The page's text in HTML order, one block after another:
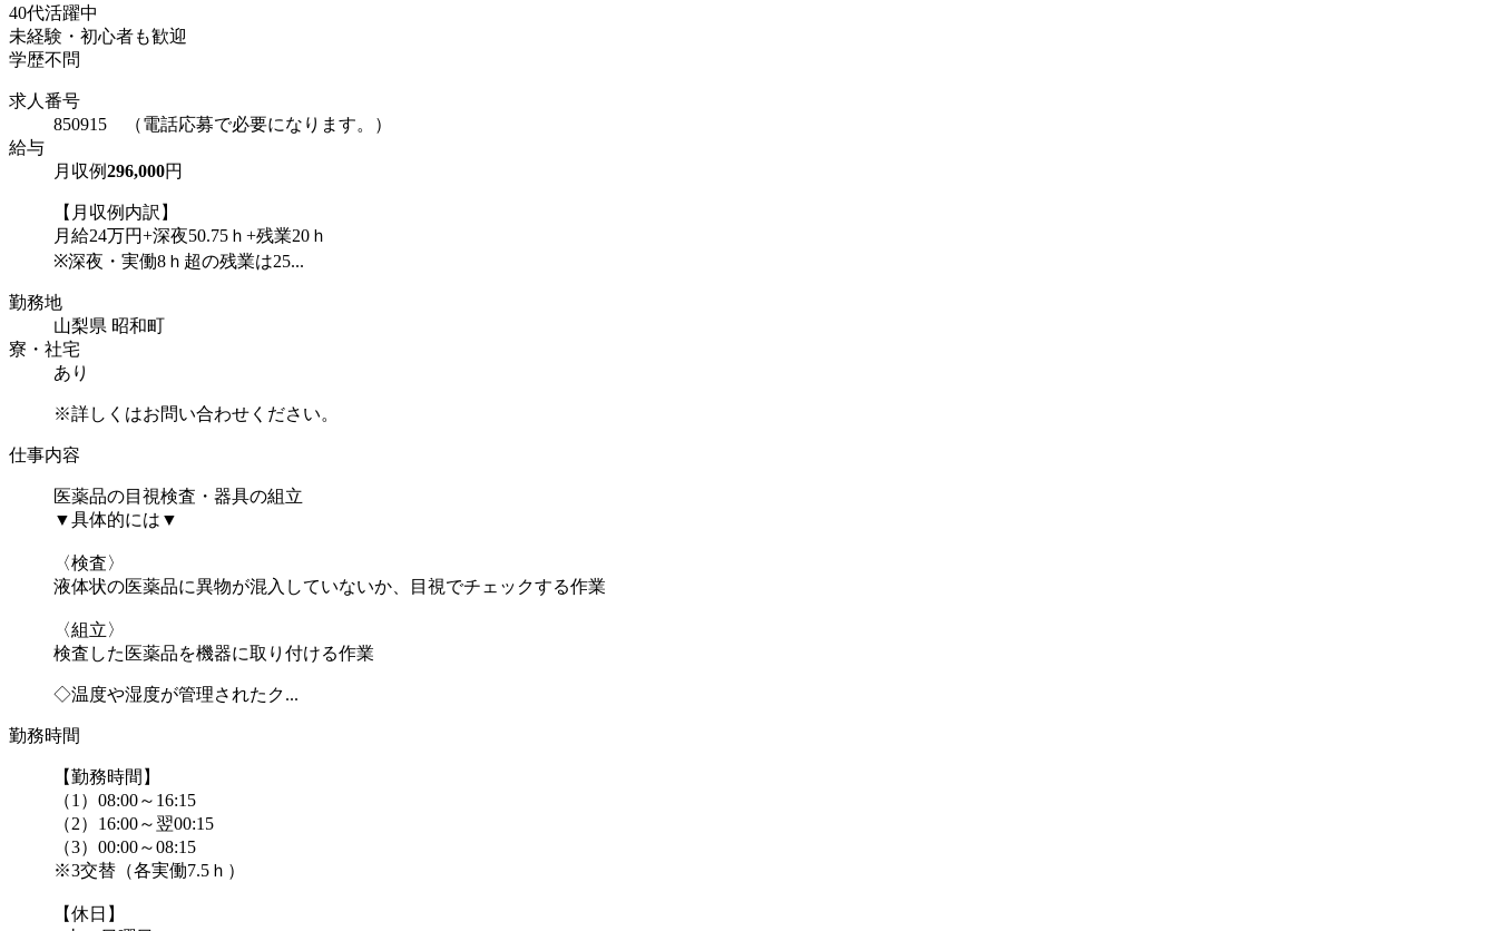
40代活躍中
未経験・初心者も歓迎
学歴不問
求人番号
850915 （電話応募で必要になります。）
給与
月収例296,000円
【月収例内訳】
月給24万円+深夜50.75ｈ+残業20ｈ
※深夜・実働8ｈ超の残業は25...
勤務地
山梨県 昭和町
寮・社宅
あり
※詳しくはお問い合わせください。
仕事内容
医薬品の目視検査・器具の組立
▼具体的には▼
〈検査〉
液体状の医薬品に異物が混入していないか、目視でチェックする作業
〈組立〉
検査した医薬品を機器に取り付ける作業
◇温度や湿度が管理されたク...
勤務時間
【勤務時間】
（1）08:00～16:15
（2）16:00～翌00:15
（3）00:00～08:15
※3交替（各実働7.5ｈ）
【休日】